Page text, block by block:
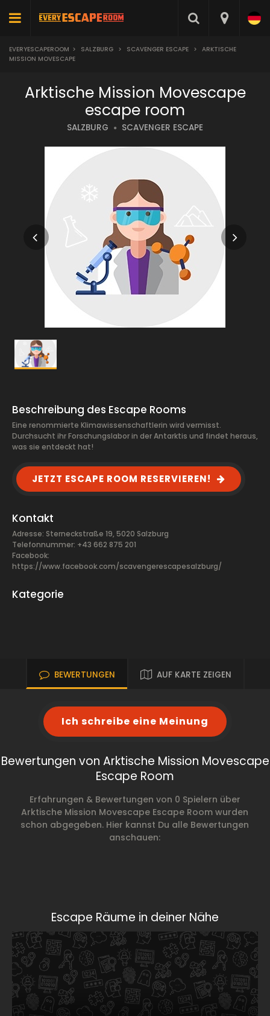
EVERYESCAPEROOM > SALZBURG > SCAVENGER ESCAPE > ARKTISCHE
MISSION MOVESCAPE
Arktische Mission Movescape
escape room
SALZBURG SCAVENGER ESCAPE
Beschreibung des Escape Rooms
Eine renommierte Klimawissenschaftlerin wird vermisst.
Durchsucht ihr Forschungslabor in der Antarktis und findet heraus,
was sie entdeckt hat!
JETZT ESCAPE ROOM RESERVIEREN!
Kontakt
Adresse: Sterneckstraße 19, 5020 Salzburg
Telefonnummer: +43 662 875 201
Facebook:
https://www.facebook.com/scavengerescapesalzburg/
Kategorie
BEWERTUNGEN AUF KARTE ZEIGEN
Ich schreibe eine Meinung
Bewertungen von Arktische Mission Movescape
Escape Room
Erfahrungen & Bewertungen von 0 Spielern über
Arktische Mission Movescape Escape Room wurden
schon abgegeben. Hier kannst Du alle Bewertungen
anschauen:
Escape Räume in deiner Nähe